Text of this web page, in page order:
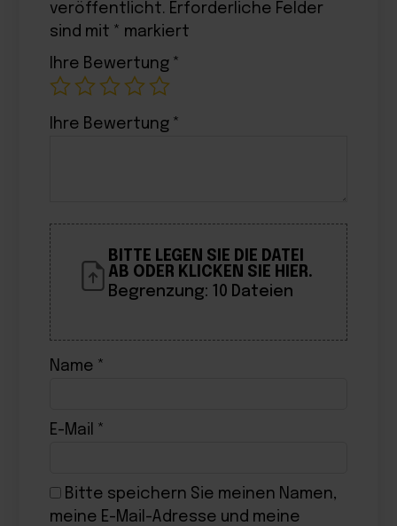
veröffentlicht. Erforderliche Felder
sind mit * markiert
Ihre Bewertung *
Ihre Bewertung *
BITTE LEGEN SIE DIE DATEI
AB ODER KLICKEN SIE HIER.
Begrenzung: 10 Dateien
Name *
E-Mail *
Bitte speichern Sie meinen Namen,
meine E-Mail-Adresse und meine